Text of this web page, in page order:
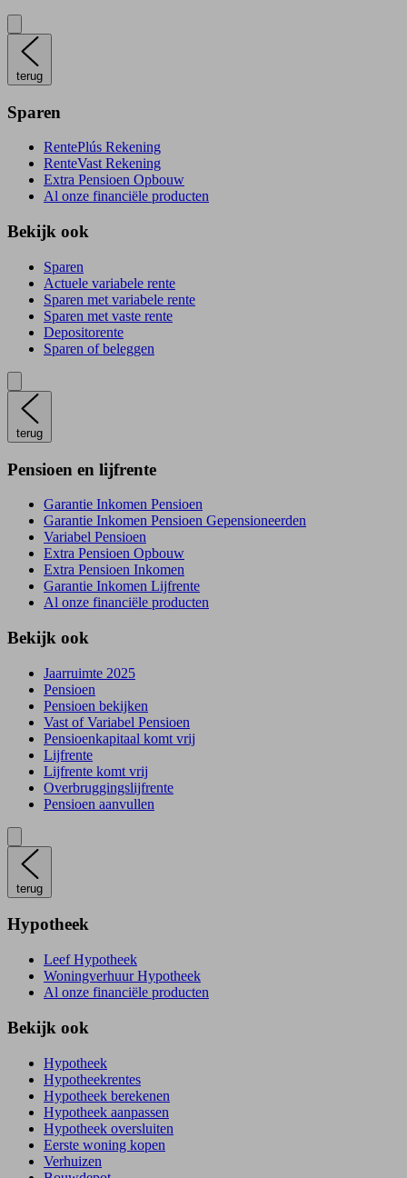
terug
Sparen
RentePlús Rekening
RenteVast Rekening
Extra Pensioen Opbouw
Al onze financiële producten
Bekijk ook
Sparen
Actuele variabele rente
Sparen met variabele rente
Sparen met vaste rente
Depositorente
Sparen of beleggen
terug
Pensioen en lijfrente
Garantie Inkomen Pensioen
Garantie Inkomen Pensioen Gepensioneerden
Variabel Pensioen
Extra Pensioen Opbouw
Extra Pensioen Inkomen
Garantie Inkomen Lijfrente
Al onze financiële producten
Bekijk ook
Jaarruimte 2025
Pensioen
Pensioen bekijken
Vast of Variabel Pensioen
Pensioenkapitaal komt vrij
Lijfrente
Lijfrente komt vrij
Overbruggingslijfrente
Pensioen aanvullen
terug
Hypotheek
Leef Hypotheek
Woningverhuur Hypotheek
Al onze financiële producten
Bekijk ook
Hypotheek
Hypotheekrentes
Hypotheek berekenen
Hypotheek aanpassen
Hypotheek oversluiten
Eerste woning kopen
Verhuizen